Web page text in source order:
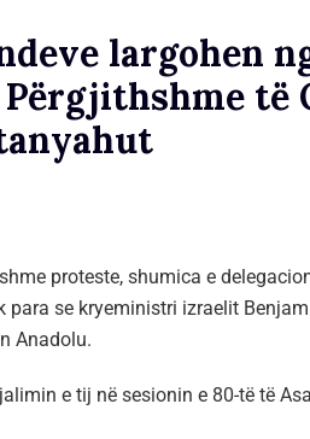
largohen
Përgjithshme të
proteste, shumica e
para se kryeministri izraelit
Anadolu.
e tij në sesionin e 80-të të